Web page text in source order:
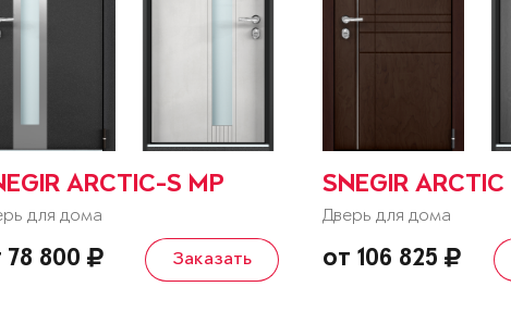
ARCTIC-S MP
для дома
78 800 Заказать
SNEGIR ARCTIC
Дверь для дома
от 106 825